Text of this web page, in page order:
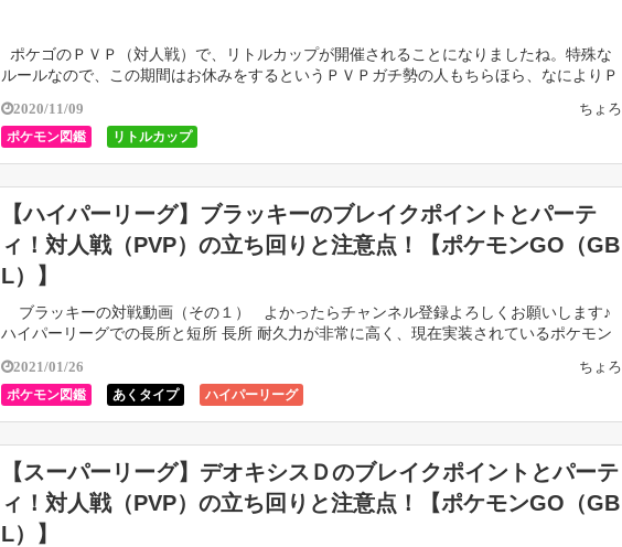
ポケゴのＰＶＰ（対人戦）で、リトルカップが開催されることになりましたね。特殊な
ルールなので、この期間はお休みをするというＰＶＰガチ勢の人もちらほら、なによりＰ
2020/11/09
ポケモン図鑑 リトルカップ
ちょろ
【ハイパーリーグ】ブラッキーのブレイクポイントとパーテ
ィ！対人戦（PVP）の立ち回りと注意点！【ポケモンGO（GB
L）】
ブラッキーの対戦動画（その１） よかったらチャンネル登録よろしくお願いします♪
ハイパーリーグでの長所と短所 長所 耐久力が非常に高く、現在実装されているポケモン
2021/01/26
ポケモン図鑑 あくタイプ ハイパーリーグ
ちょろ
【スーパーリーグ】デオキシスＤのブレイクポイントとパーテ
ィ！対人戦（PVP）の立ち回りと注意点！【ポケモンGO（GB
L）】